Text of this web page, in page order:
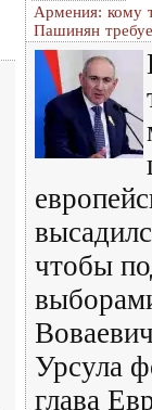
Армения: кому
Пашинян
чтобы
Урсула
глава